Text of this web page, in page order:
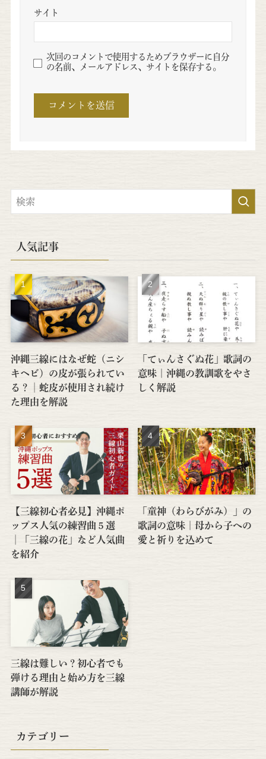
サイト
次回のコメントで使用するためブラウザーに自分
の名前、メールアドレス、サイトを保存する。
人気記事
沖縄三線にはなぜ蛇（ニシ
キヘビ）の皮が張られてい
る？│蛇皮が使用され続け
た理由を解説
「てぃんさぐぬ花」歌詞の
意味｜沖縄の教訓歌をやさ
しく解説
【三線初心者必見】沖縄ポ
ップス人気の練習曲５選
│「三線の花」など人気曲
を紹介
「童神（わらびがみ）」の
歌詞の意味｜母から子への
愛と祈りを込めて
三線は難しい？初心者でも
弾ける理由と始め方を三線
講師が解説
カテゴリー